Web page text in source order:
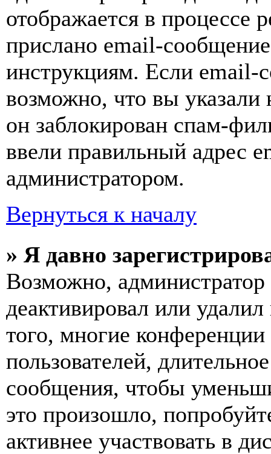
отображается в процессе
прислано email-
инструкциям. Если email-
возможно, что вы
он заблокирован спам-
ввели правильный адрес
администратором.
Вернуться к началу
» Я давно
Возможно,
деактивировал или
того, многие
пользователей,
сообщения, чтобы
это произошло,
активнее участвовать в